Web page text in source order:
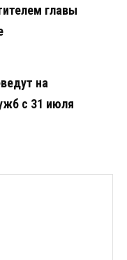
главы
на
с 31 июля